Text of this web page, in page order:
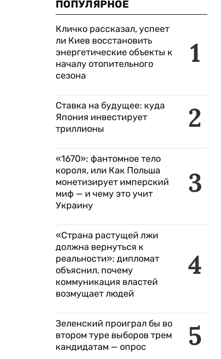
ПОПУЛЯРНОЕ
1
Кличко рассказал, успеет
ли Киев восстановить
энергетические объекты к
началу отопительного
сезона
2
Ставка на будущее: куда
Япония инвестирует
триллионы
3
«1670»: фантомное тело
короля, или Как Польша
монетизирует имперский
миф — и чему это учит
Украину
4
«Страна растущей лжи
должна вернуться к
реальности»: дипломат
объяснил, почему
коммуникация властей
возмущает людей
5
Зеленский проиграл бы во
втором туре выборов трем
кандидатам — опрос